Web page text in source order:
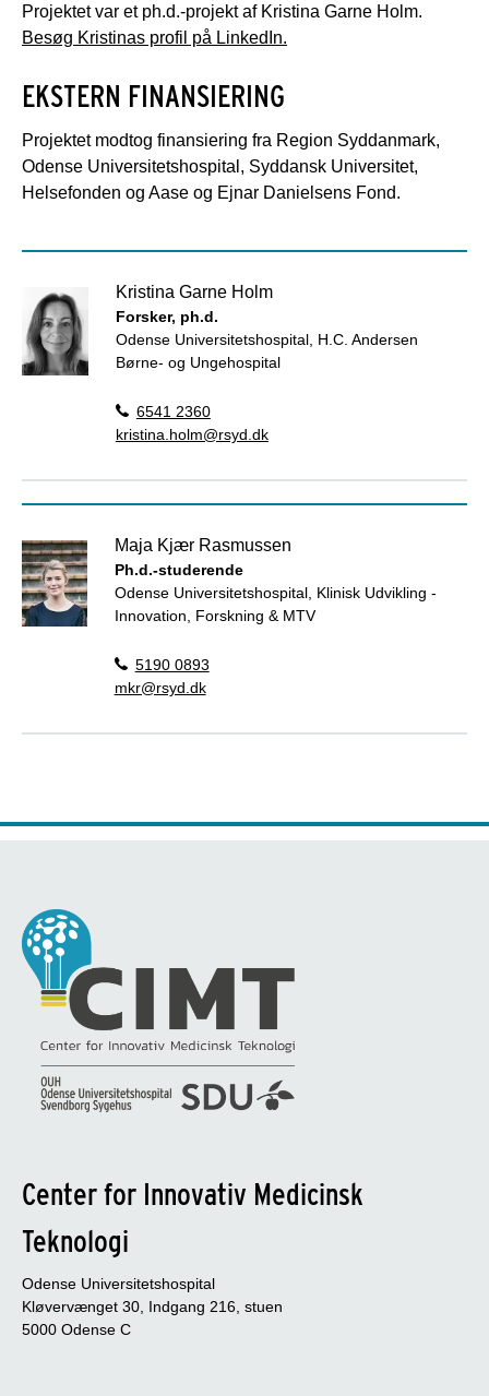
Projektet var et ph.d.-projekt af Kristina Garne Holm.
Besøg Kristinas profil på LinkedIn.
EKSTERN FINANSIERING
Projektet modtog finansiering fra Region Syddanmark,
Odense Universitetshospital, Syddansk Universitet,
Helsefonden og Aase og Ejnar Danielsens Fond.
Kristina Garne Holm
Forsker, ph.d.
Odense Universitetshospital, H.C. Andersen
Børne- og Ungehospital
6541 2360
kristina.holm@rsyd.dk
Maja Kjær Rasmussen
Ph.d.-studerende
Odense Universitetshospital, Klinisk Udvikling -
Innovation, Forskning & MTV
5190 0893
mkr@rsyd.dk
Center for Innovativ Medicinsk
Teknologi
Odense Universitetshospital
Kløvervænget 30, Indgang 216, stuen
5000 Odense C